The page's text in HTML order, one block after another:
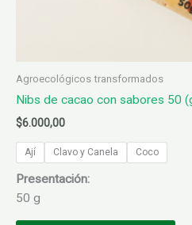
Agroecológicos transformados
Nibs de cacao con sabores 50
$6.000,00
Ají Clavo y Canela Coco
Presentación:
50 g